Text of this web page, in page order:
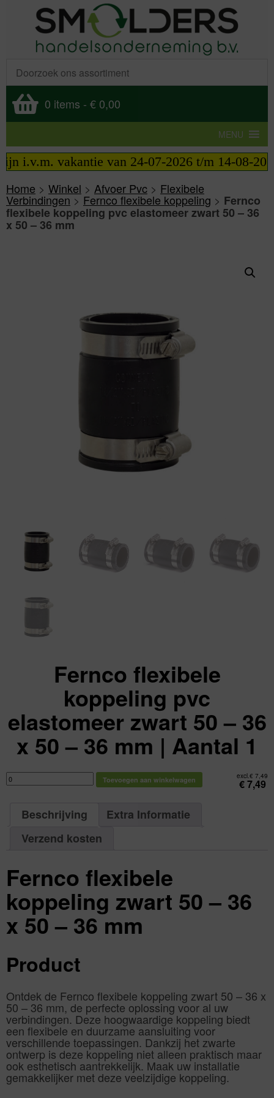
0 items - € 0,00
MENU
vakantie van 24-07-2026 t/m 14-08-2026
Home > Winkel > Afvoer Pvc > Flexibele
Verbindingen>Fernco flexibele koppeling > Fernco
flexibele koppeling pvc elastomeer zwart 50 – 36
x 50 – 36 mm
Fernco flexibele
koppeling pvc
elastomeer zwart 50 – 36
x 50 – 36 mm | Aantal 1
excl.€ 7,49
€7,49
Fernco
flexibele
koppeling
Aantal
aantal
Toevoegen aan winkelwagen
Beschrijving
Extra Informatie
Verzend kosten
Fernco flexibele
koppeling zwart 50 – 36
x 50 – 36 mm
Product
Ontdek de Fernco flexibele koppeling zwart 50 – 36 x
50 – 36 mm, de perfecte oplossing voor al uw
verbindingen. Deze hoogwaardige koppeling biedt
een flexibele en duurzame aansluiting voor
verschillende toepassingen. Dankzij het zwarte
ontwerp is deze koppeling niet alleen praktisch maar
ook esthetisch aantrekkelijk. Maak uw installatie
gemakkelijker met deze veelzijdige koppeling.